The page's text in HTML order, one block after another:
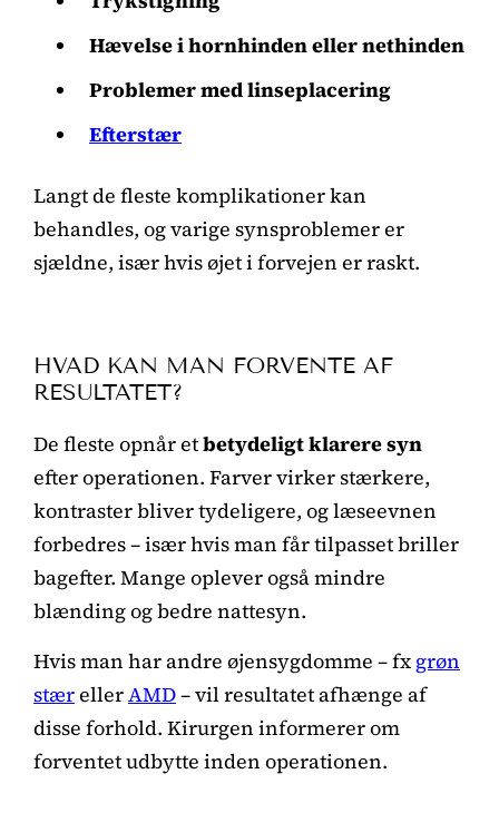
Hævelse i hornhinden eller nethinden
Problemer med linseplacering
Efterstær
Langt de fleste komplikationer kan
behandles, og varige synsproblemer er
sjældne, især hvis øjet i forvejen er raskt.
HVAD KAN MAN FORVENTE AF
RESULTATET?
De fleste opnår etbetydeligt klarere syn
efter operationen. Farver virker stærkere,
kontraster bliver tydeligere, og læseevnen
forbedres – især hvis man får tilpasset briller
bagefter. Mange oplever også mindre
blænding og bedre nattesyn.
Hvis man har andre øjensygdomme – fx grøn
stærellerAMD– vil resultatet afhænge af
disse forhold. Kirurgen informerer om
forventet udbytte inden operationen.